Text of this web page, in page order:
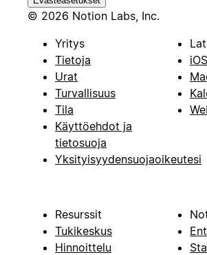
© 2026 Notion Labs, Inc.
Yritys
Tietoja
Urat
Turvallisuus
Tila
Käyttöehdot ja
tietosuoja
Yksityisyydensuojaoikeutesi
Resurssit
Tukikeskus
Hinnoittelu